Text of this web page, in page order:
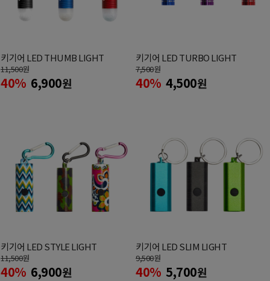
키기어 LED THUMB LIGHT
11,500원
40% 6,900원
키기어 LED TURBO LIGHT
7,500원
40% 4,500원
키기어 LED STYLE LIGHT
11,500원
40% 6,900원
키기어 LED SLIM LIGHT
9,500원
40% 5,700원